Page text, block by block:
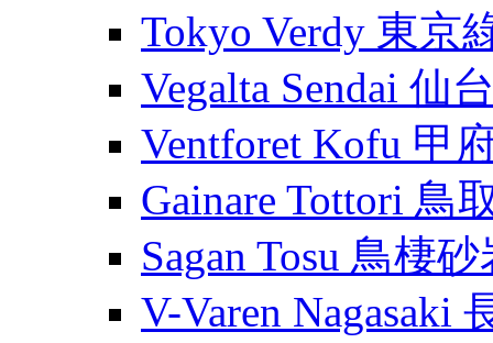
Tokyo Verdy 東京
Vegalta Sendai 仙
Ventforet Kofu 甲
Gainare Tottori 鳥
Sagan Tosu 鳥棲砂
V-Varen Nagasaki